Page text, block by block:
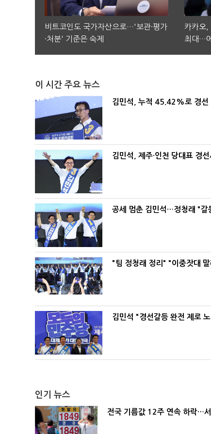
비트코인도 국가자산으로…'보관·평가
·처분' 기준은 숙제
카카오,
최대…
이 시간 주요 뉴스
김민석, 누적 45.42%로 경
김민석, 제주·인천 당대표 경
공세 멈춘 김민석…정청래 "갈
"팀 정청래 정리" "이중잣대
김민석 "경선갈등 완전 제로
인기 뉴스
전국 기름값 12주 연속 하락…